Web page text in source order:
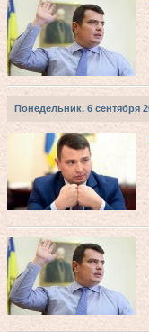
Понедельник, 6 сентября